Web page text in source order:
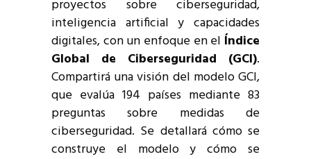
proyectos sobre ciberseguridad,
inteligencia artificial y capacidades
digitales, con un enfoque en el Índice
Global de Ciberseguridad (GCI).
Compartirá una visión del modelo GCI,
que evalúa 194 países mediante 83
preguntas sobre medidas de
ciberseguridad. Se detallará cómo se
construye el modelo y cómo se